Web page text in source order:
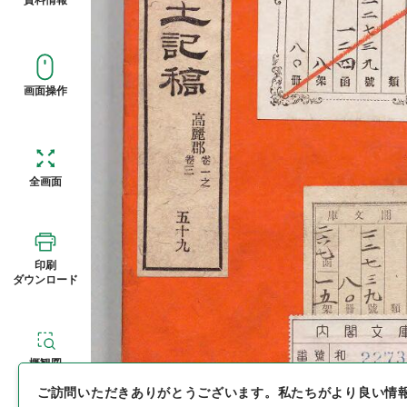
画面操作
全画面
印刷
ダウンロード
概観図
ご訪問いただきありがとうございます。 私たちがより良い情